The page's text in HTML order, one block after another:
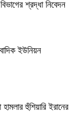
শ্রদ্ধা নিবেদন
ইউনিয়ন
হুঁশিয়ারি ইরানের